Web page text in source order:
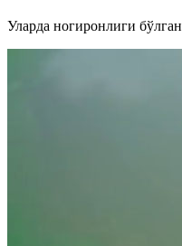
Уларда ногиронлиги